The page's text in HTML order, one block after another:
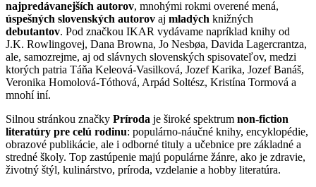
najpredávanejších autorov, mnohými rokmi overené mená,
úspešných slovenských autorov aj mladých knižných
debutantov. Pod značkou IKAR vydávame napríklad knihy od
J.K. Rowlingovej, Dana Browna, Jo Nesbøa, Davida Lagercrantza,
ale, samozrejme, aj od slávnych slovenských spisovateľov, medzi
ktorých patria Táňa Keleová-Vasilková, Jozef Karika, Jozef Banáš,
Veronika Homolová-Tóthová, Arpád Soltész, Kristína Tormová a
mnohí iní.
Silnou stránkou značky Príroda je široké spektrum non-fiction
literatúry pre celú rodinu: populárno-náučné knihy, encyklopédie,
obrazové publikácie, ale i odborné tituly a učebnice pre základné a
stredné školy. Top zastúpenie majú populárne žánre, ako je zdravie,
životný štýl, kulinárstvo, príroda, vzdelanie a hobby literatúra.